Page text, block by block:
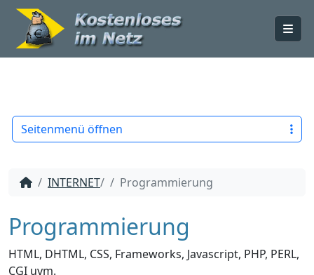
INTERNET/ Programmierung
Programmierung
HTML, DHTML, CSS, Frameworks, Javascript, PHP, PERL,
CGI uvm.
Seitenmenü öffnen